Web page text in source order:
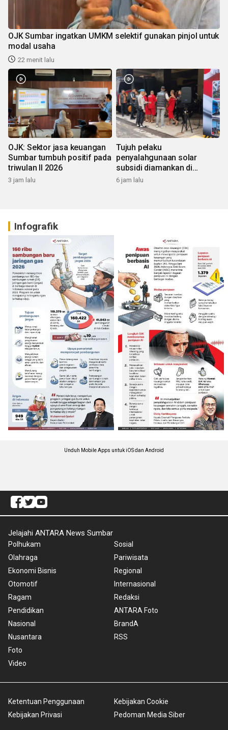
OJK Sumbar ingatkan UMKM selektif gunakan pinjol untuk
modal usaha
22 menit lalu
OJK: Sektor jasa keuangan
Sumbar tumbuh positif pada
triwulan II 2026
3 jam lalu
Tujuh pelaku
penyalahgunaan solar
subsidi diamankan di
Sumbar
6 jam lalu
Infografik
Unduh Mobile Apps untuk iOS dan Android
Jelajahi ANTARA News Sumbar
Polhukam
Olahraga
Ekonomi Bisnis
Otomotif
Ragam
Pendidikan
Nasional
Nusantara
Foto
Video
Sosial
Pariwisata
Regional
Internasional
Redaksi
ANTARA Foto
BrandA
RSS
Ketentuan Penggunaan
Kebijakan Privasi
Kebijakan Cookie
Pedoman Media Siber